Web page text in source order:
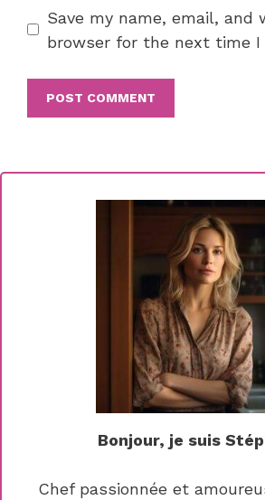
Save my name, email, and
browser for the next time I
Bonjour, je suis
Chef passionnée et